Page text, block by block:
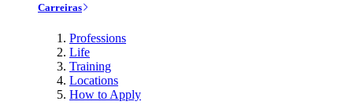
Carreiras
Professions
Life
Training
Locations
How to Apply